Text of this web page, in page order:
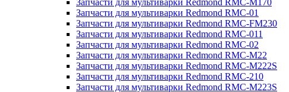
Запчасти для мультиварки Redmond RMC-M170
Запчасти для мультиварки Redmond RMC-01
Запчасти для мультиварки Redmond RMC-FM230
Запчасти для мультиварки Redmond RMC-011
Запчасти для мультиварки Redmond RMC-02
Запчасти для мультиварки Redmond RMC-M22
Запчасти для мультиварки Redmond RMC-M222S
Запчасти для мультиварки Redmond RMC-210
Запчасти для мультиварки Redmond RMC-M223S